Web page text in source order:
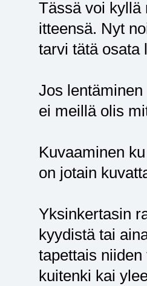
Tässä voi kyllä
itteensä. Nyt
tarvi tätä osata
Jos
ei meillä olis
Kuvaaminen
on jotain
Yksinkertasin
kyydistä tai
tapettais
kuitenki kai